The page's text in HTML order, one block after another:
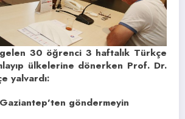
30 öğrenci 3 haftalık Türkçe
ülkelerine dönerken Prof. Dr.
yalvardı:
göndermeyin